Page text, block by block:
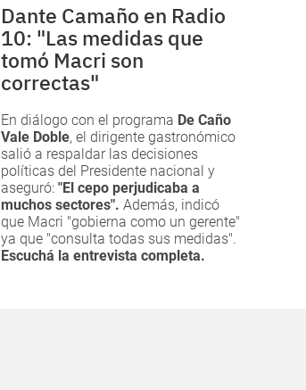
Dante Camaño en Radio
10: "Las medidas que
tomó Macri son
correctas"
En diálogo con el programa De Caño
Vale Doble, el dirigente gastronómico
salió a respaldar las decisiones
políticas del Presidente nacional y
aseguró: "El cepo perjudicaba a
muchos sectores". Además, indicó
que Macri "gobierna como un gerente"
ya que "consulta todas sus medidas".
Escuchá la entrevista completa.